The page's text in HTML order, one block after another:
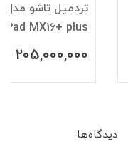
MX16+ plus
205,000,000
دیدگاه‌ها